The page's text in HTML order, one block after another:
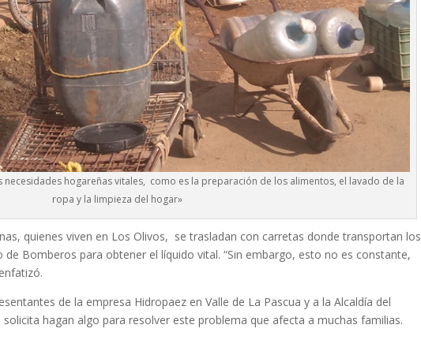
necesidades hogareñas vitales, como es la preparación de los alimentos, el lavado de la
ropa y la limpieza del hogar»
quienes viven en Los Olivos, se trasladan con carretas donde transportan los
de Bomberos para obtener el líquido vital. “Sin embargo, esto no es constante,
de la empresa Hidropaez en Valle de La Pascua y a la Alcaldía del
hagan algo para resolver este problema que afecta a muchas familias.